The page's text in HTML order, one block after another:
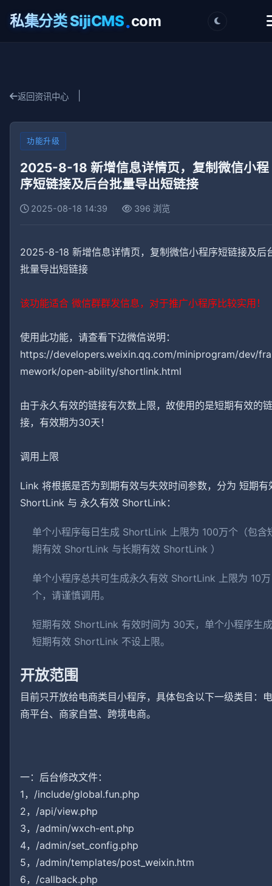
私集分类 SijiCMS.com
返回资讯中心
功能升级
2025-8-18 新增信息详情页，复制微信小程
序短链接及后台批量导出短链接
2025-08-18 14:39 396 浏览
2025-8-18 新增信息详情页，复制微信小程序短链接及后
批量导出短链接
该功能适合 微信群群发信息，对于推广小程序比较实用！
使用此功能，请查看下边微信说明：
https://developers.weixin.qq.com/miniprogram/dev/fra
mework/open-ability/shortlink.html
由于永久有效的链接有次数上限，故使用的是短期有效的链
接，有效期为30天！
调用上限
Link 将根据是否为到期有效与失效时间参数，分为 短期有
ShortLink 与 永久有效 ShortLink：
单个小程序每日生成 ShortLink 上限为 100万个（包含
期有效 ShortLink 与长期有效 ShortLink ）
单个小程序总共可生成永久有效 ShortLink 上限为 10万
个，请谨慎调用。
短期有效 ShortLink 有效时间为 30天，单个小程序生成
短期有效 ShortLink 不设上限。
开放范围
目前只开放给电商类目小程序，具体包含以下一级类目：电
商平台、商家自营、跨境电商。
一：后台修改文件：
1，/include/global.fun.php
2，/api/view.php
3，/admin/wxch-ent.php
4， /admin/set_config.php
5，/admin/templates/post_weixin.htm
6，/callback.php